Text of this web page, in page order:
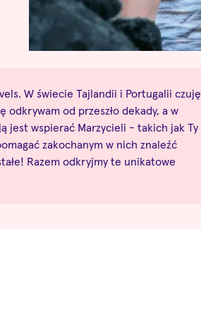
W świecie Tajlandii i Portugalii czuję
od przeszło dekady, a w
jest wspierać Marzycieli - takich jak Ty
zakochanym w nich znaleźć
Razem odkryjmy te unikatowe